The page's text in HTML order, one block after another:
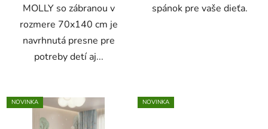
MOLLY so zábranou v
rozmere 70x140 cm je
navrhnutá presne pre
potreby detí aj...
spánok pre vaše dieťa.
NOVINKA NOVINKA